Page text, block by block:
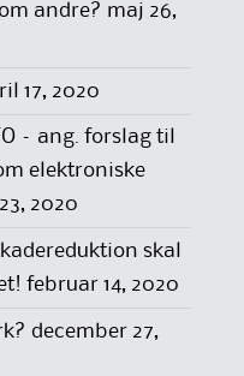
andre? maj 26,
17, 2020
– ang. forslag til
elektroniske
2020
skal
februar 14, 2020
december 27,